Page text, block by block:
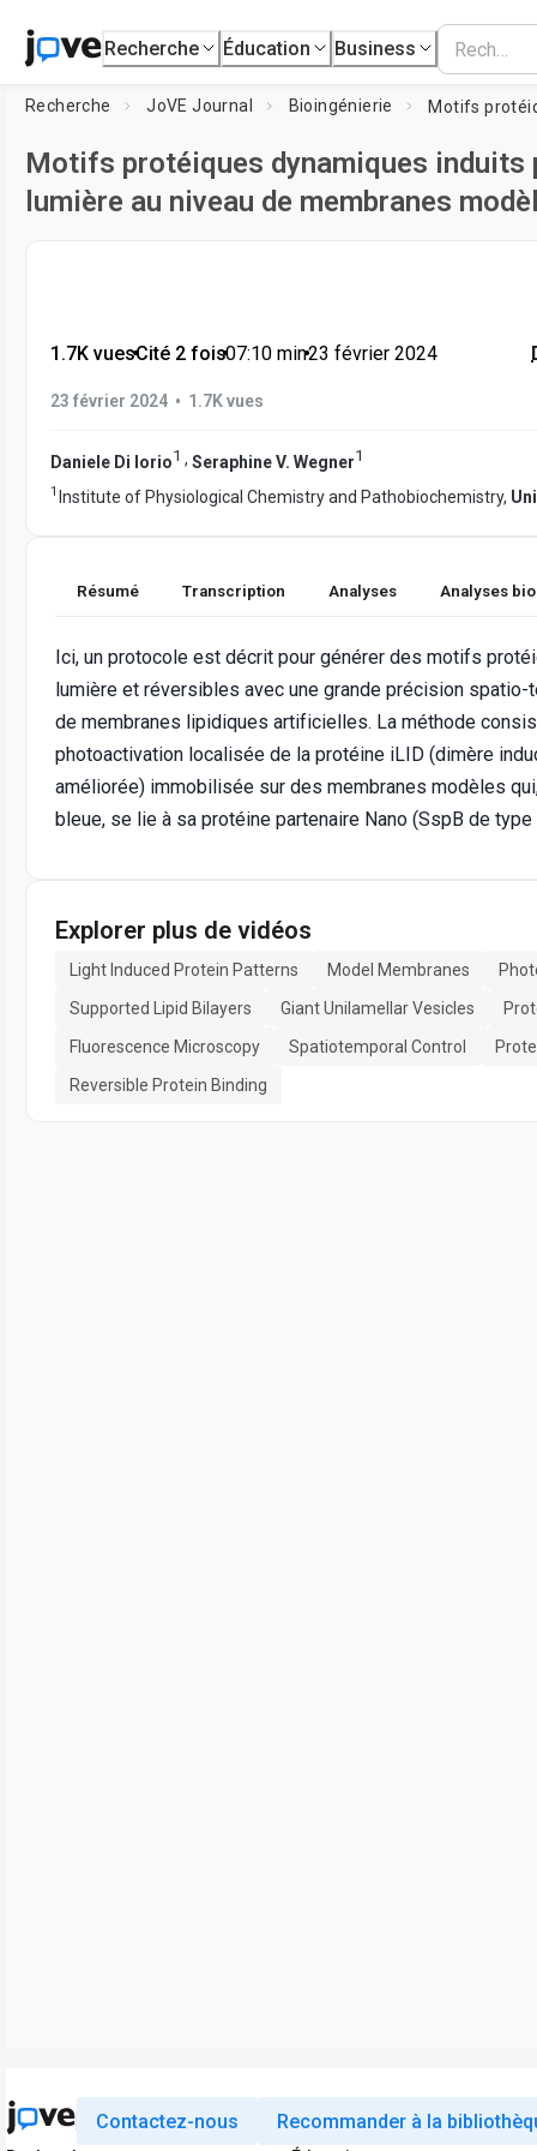
Recherche Éducation Business
Recherche JoVE Journal Bioingénierie
Motifs protéiques dynamiques induits
lumière au niveau de membranes
1.7K vues•Cité 2 fois•07:10 min•23 février 2024
23 février 2024 • 1.7K vues
Daniele Di Iorio1 , Seraphine V. Wegner1
1 Institute of Physiological Chemistry and Pathobiochemistry,
Résumé Transcription Analyses Analyses
Ici, un protocole est décrit pour générer des motifs
lumière et réversibles avec une grande précision spatio-
de membranes lipidiques artificielles. La méthode
photoactivation localisée de la protéine iLID (dimère
améliorée) immobilisée sur des membranes modèles
bleue, se lie à sa protéine partenaire Nano (SspB de type
Explorer plus de vidéos
Light Induced Protein Patterns Model Membranes
Supported Lipid Bilayers
Giant Unilamellar Vesicles
Fluorescence Microscopy
Spatiotemporal Control
Reversible Protein Binding
Contactez-nous Recommander à la